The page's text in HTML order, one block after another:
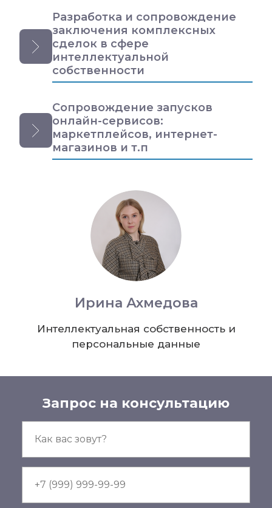
Разработка и сопровождение
заключения комплексных
сделок в сфере
интеллектуальной
собственности
Сопровождение запусков
онлайн-сервисов:
маркетплейсов, интернет-
магазинов и т.п
Ирина Ахмедова
Интеллектуальная собственность и
персональные данные
Запрос на консультацию